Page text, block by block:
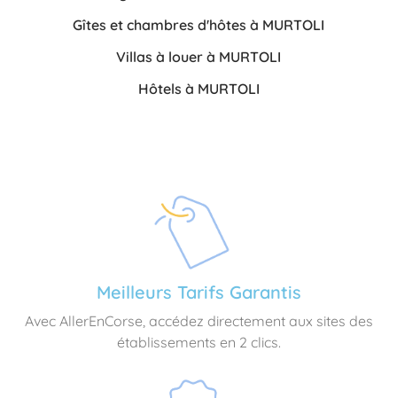
Gîtes et chambres d'hôtes à MURTOLI
Villas à louer à MURTOLI
Hôtels à MURTOLI
Meilleurs Tarifs Garantis
Avec AllerEnCorse, accédez directement aux sites des
établissements en 2 clics.